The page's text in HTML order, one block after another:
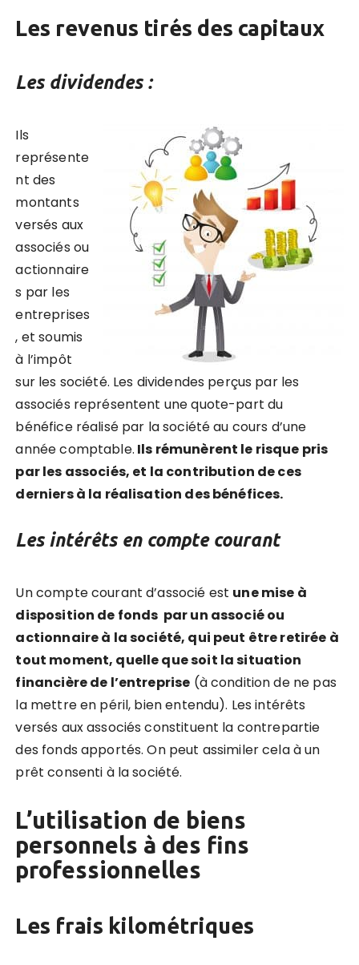
Les revenus tirés des capitaux
Les dividendes :
Ils
représente
nt des
montants
versés aux
associés ou
actionnaire
s par les
entreprises
, et soumis
à l’impôt
sur les société. Les dividendes perçus par les
associés représentent une quote-part du
bénéfice réalisé par la société au cours d’une
année comptable. Ils rémunèrent le risque pris
par les associés, et la contribution de ces
derniers à la réalisation des bénéfices.
Les intérêts en compte courant
Un compte courant d’associé est une mise à
disposition de fonds par un associé ou
actionnaire à la société, qui peut être retirée à
tout moment, quelle que soit la situation
financière de l’entreprise (à condition de ne pas
la mettre en péril, bien entendu). Les intérêts
versés aux associés constituent la contrepartie
des fonds apportés. On peut assimiler cela à un
prêt consenti à la société.
L’utilisation de biens
personnels à des fins
professionnelles
Les frais kilométriques